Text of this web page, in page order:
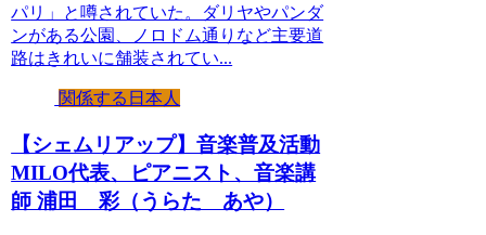
パリ」と噂されていた。ダリヤやパンダ
ンがある公園、ノロドム通りなど主要道
路はきれいに舗装されてい...
関係する日本人
【シェムリアップ】音楽普及活動
MILO代表、ピアニスト、音楽講
師 浦田 彩（うらた あや）